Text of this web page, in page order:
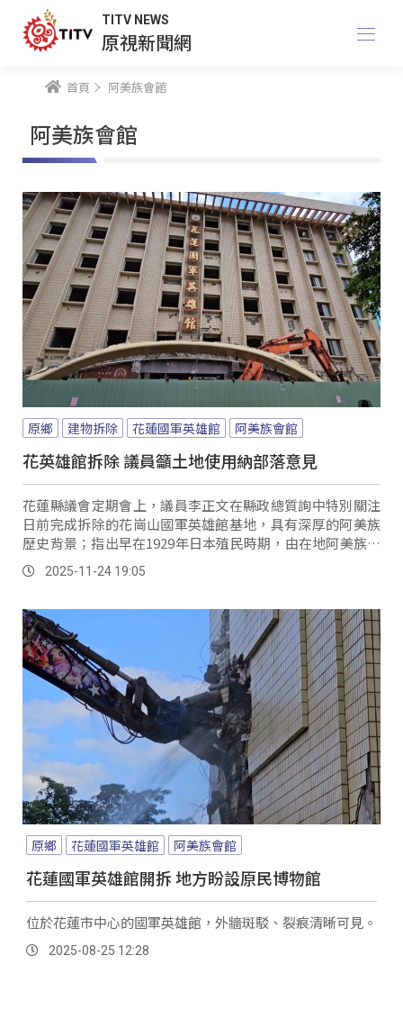
TITV NEWS
原視新聞網
首頁 阿美族會館
阿美族會館
原鄉 建物拆除 花蓮國軍英雄館 阿美族會館
花英雄館拆除 議員籲土地使用納部落意見
花蓮縣議會定期會上，議員李正文在縣政總質詢中特別關注
日前完成拆除的花崗山國軍英雄館基地，具有深厚的阿美族
歷史背景；指出早在1929年日本殖民時期，由在地阿美族人
林福生募資興建「阿美族會館」，戰後政府接收並改為中山
堂、直到1987年才改建為國軍英雄館。
2025-11-24 19:05
原鄉 花蓮國軍英雄館 阿美族會館
花蓮國軍英雄館開拆 地方盼設原民博物館
位於花蓮市中心的國軍英雄館，外牆斑駁、裂痕清晰可見。
2025-08-25 12:28